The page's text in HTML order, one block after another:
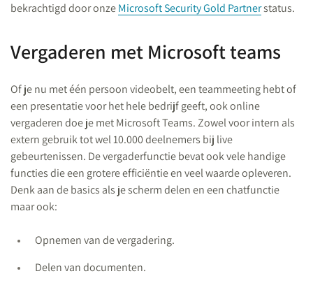
bekrachtigd door onzeMicrosoft Security Gold Partnerstatus.
Vergaderen met Microsoft teams
Of je nu met één persoon videobelt, een teammeeting hebt of
een presentatie voor het hele bedrijf geeft, ook online
vergaderen doe je met Microsoft Teams. Zowel voor intern als
extern gebruik tot wel 10.000 deelnemers bij live
gebeurtenissen. De vergaderfunctie bevat ook vele handige
functies die een grotere efficiëntie en veel waarde opleveren.
Denk aan de basics als je scherm delen en een chatfunctie
maar ook:
Opnemen van de vergadering.
Delen van documenten.